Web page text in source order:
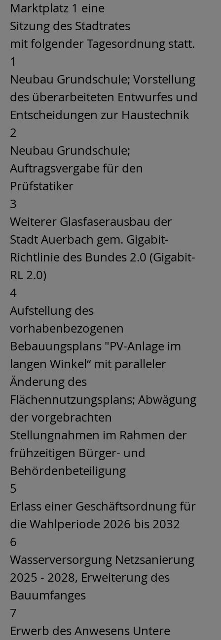
Marktplatz 1 eine
Sitzung des Stadtrates
mit folgender Tagesordnung statt.
1
Neubau Grundschule; Vorstellung
des überarbeiteten Entwurfes und
Entscheidungen zur Haustechnik
2
Neubau Grundschule;
Auftragsvergabe für den
Prüfstatiker
3
Weiterer Glasfaserausbau der
Stadt Auerbach gem. Gigabit-
Richtlinie des Bundes 2.0 (Gigabit-
RL 2.0)
4
Aufstellung des
vorhabenbezogenen
Bebauungsplans "PV-Anlage im
langen Winkel“ mit paralleler
Änderung des
Flächennutzungsplans; Abwägung
der vorgebrachten
Stellungnahmen im Rahmen der
frühzeitigen Bürger- und
Behördenbeteiligung
5
Erlass einer Geschäftsordnung für
die Wahlperiode 2026 bis 2032
6
Wasserversorgung Netzsanierung
2025 - 2028, Erweiterung des
Bauumfanges
7
Erwerb des Anwesens Untere